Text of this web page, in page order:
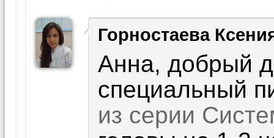
Горностаева
Анна, добрый
специальный
из серии